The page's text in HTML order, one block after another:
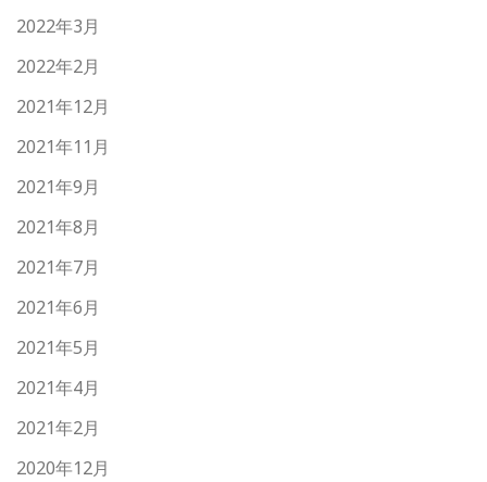
2022年3月
2022年2月
2021年12月
2021年11月
2021年9月
2021年8月
2021年7月
2021年6月
2021年5月
2021年4月
2021年2月
2020年12月